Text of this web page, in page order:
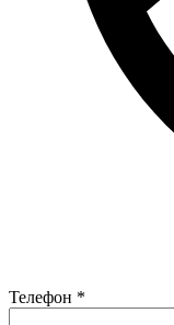
Телефон *